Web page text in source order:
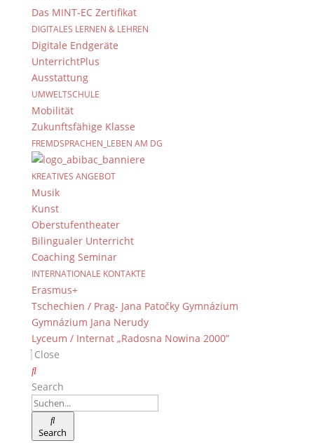
Das MINT-EC Zertifikat
DIGITALES LERNEN & LEHREN
Digitale Endgeräte
UnterrichtPlus
Ausstattung
UMWELTSCHULE
Mobilität
Zukunftsfähige Klasse
FREMDSPRACHEN_LEBEN AM DG
KREATIVES ANGEBOT
Musik
Kunst
Oberstufentheater
Bilingualer Unterricht
Coaching Seminar
INTERNATIONALE KONTAKTE
Erasmus+
Tschechien / Prag- Jana Patočky Gymnázium
Gymnázium Jana Nerudy
Lyceum / Internat „Radosna Nowina 2000”
Close
Search
Search